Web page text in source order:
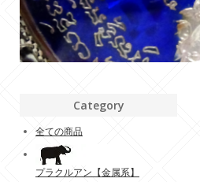
Category
全ての商品
プラクルアン【金属系】